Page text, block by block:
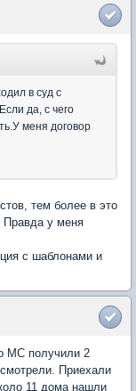
в суд с
да, с чего
меня договор
тем более в это
Правда у меня
с шаблонами и
МС получили 2
Приехали
11 дома нашли